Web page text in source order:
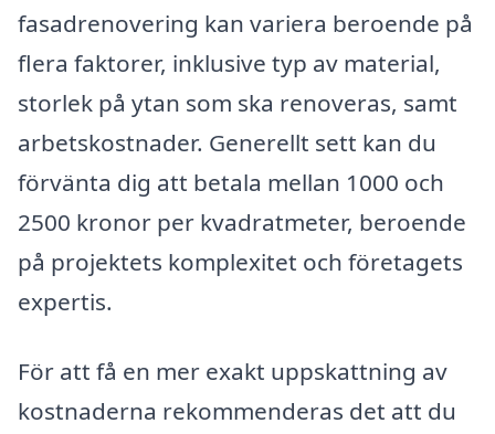
fasadrenovering kan variera beroende på
flera faktorer, inklusive typ av material,
storlek på ytan som ska renoveras, samt
arbetskostnader. Generellt sett kan du
förvänta dig att betala mellan 1000 och
2500 kronor per kvadratmeter, beroende
på projektets komplexitet och företagets
expertis.
För att få en mer exakt uppskattning av
kostnaderna rekommenderas det att du